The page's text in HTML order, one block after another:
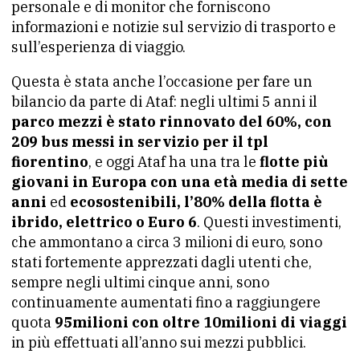
personale e di monitor che forniscono
informazioni e notizie sul servizio di trasporto e
sull’esperienza di viaggio.
Questa è stata anche l’occasione per fare un
bilancio da parte di Ataf: negli ultimi 5 anni il
parco mezzi è stato rinnovato del 60%, con
209 bus messi in servizio per il tpl
fiorentino, e oggi Ataf ha una tra le flotte più
giovani in Europa con una età media di sette
anni ed ecosostenibili, l’80% della flotta è
ibrido, elettrico o Euro 6. Questi investimenti,
che ammontano a circa 3 milioni di euro, sono
stati fortemente apprezzati dagli utenti che,
sempre negli ultimi cinque anni, sono
continuamente aumentati fino a raggiungere
quota 95milioni con oltre 10milioni di viaggi
in più effettuati all’anno sui mezzi pubblici.